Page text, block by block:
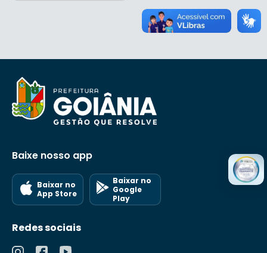
Baixe nosso app
Baixar no
App Store
Baixar no
Google
Play
Redes sociais